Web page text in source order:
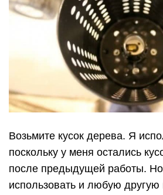
Возьмите кусок дерева. Я
поскольку у меня остались
после предыдущей работы.
использовать и любую